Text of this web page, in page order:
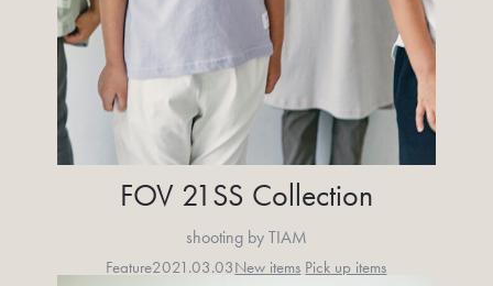
FOV 21SS Collection
shooting by TIAM
Feature2021.03.03New items Pick up items